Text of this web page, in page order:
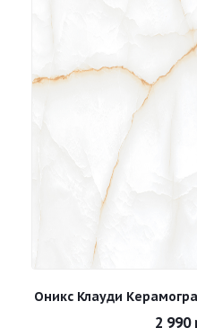
Оникс Клауди
2 990